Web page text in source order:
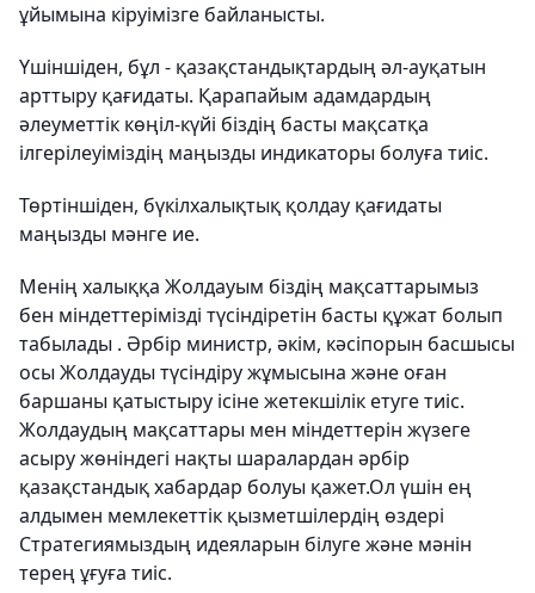
ұйымына кіруімізге байланысты.
Үшіншіден, бұл - қазақстандықтардың әл-ауқатын
арттыру қағидаты. Қарапайым адамдардың
әлеуметтік көңіл-күйі біздің басты мақсатқа
ілгерілеуіміздің маңызды индикаторы болуға тиіс.
Төртіншіден, бүкілхалықтық қолдау қағидаты
маңызды мәнге ие.
Менің халыққа Жолдауым біздің мақсаттарымыз
бен міндеттерімізді түсіндіретін басты құжат болып
табылады . Әрбір министр, әкім, кәсіпорын басшысы
осы Жолдауды түсіндіру жұмысына және оған
баршаны қатыстыру ісіне жетекшілік етуге тиіс.
Жолдаудың мақсаттары мен міндеттерін жүзеге
асыру жөніндегі нақты шаралардан әрбір
қазақстандық хабардар болуы қажет.Ол үшін ең
алдымен мемлекеттік қызметшілердің өздері
Стратегиямыздың идеяларын білуге және мәнін
терең ұғуға тиіс.